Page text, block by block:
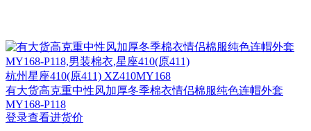
杭州星座410(原411) XZ410MY168
有大货高克重中性风加厚冬季棉衣情侣棉服纯色连帽外套
MY168-P118
登录查看进货价